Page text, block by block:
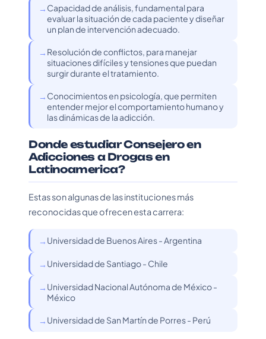
Capacidad de análisis, fundamental para
evaluar la situación de cada paciente y diseñar
un plan de intervención adecuado.
Resolución de conflictos, para manejar
situaciones difíciles y tensiones que puedan
surgir durante el tratamiento.
Conocimientos en psicología, que permiten
entender mejor el comportamiento humano y
las dinámicas de la adicción.
Donde estudiar Consejero en
Adicciones a Drogas en
Latinoamerica?
Estas son algunas de las instituciones más
reconocidas que ofrecen esta carrera:
Universidad de Buenos Aires - Argentina
Universidad de Santiago - Chile
Universidad Nacional Autónoma de México -
México
Universidad de San Martín de Porres - Perú